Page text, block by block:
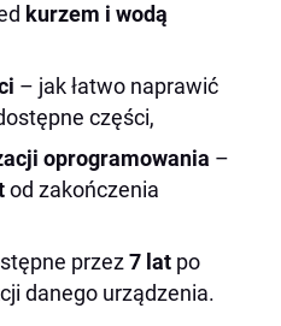
kurzem i wodą
– jak łatwo naprawić
części,
oprogramowania –
od zakończenia
przez7 lat po
danego urządzenia.